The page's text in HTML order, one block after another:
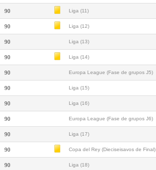
90 Liga (11)
90 Liga (12)
90 Liga (13)
90 Liga (14)
90 Europa League (Fase de grupos J5)
90 Liga (15)
90 Liga (16)
90 Europa League (Fase de grupos J6)
90 Liga (17)
90 Copa del Rey (Dieciseisavos de Final)
90 Liga (18)